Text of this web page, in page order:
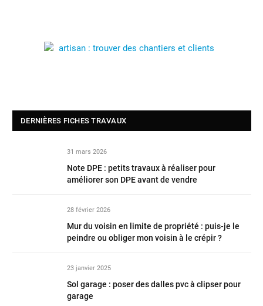
DERNIÈRES FICHES TRAVAUX
31 mars 2026
Note DPE : petits travaux à réaliser pour
améliorer son DPE avant de vendre
28 février 2026
Mur du voisin en limite de propriété : puis-je le
peindre ou obliger mon voisin à le crépir ?
23 janvier 2025
Sol garage : poser des dalles pvc à clipser pour
garage